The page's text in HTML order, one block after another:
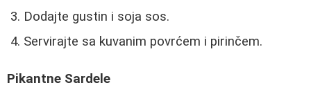
Dodajte gustin i soja sos.
Servirajte sa kuvanim povrćem i pirinčem.
Pikantne Sardele